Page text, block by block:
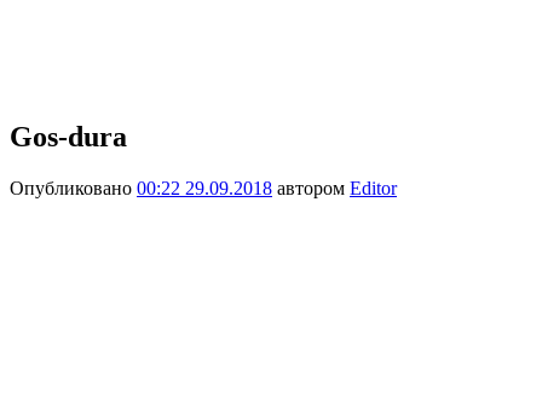
Gos-dura
Опубликовано 00:22 29.09.2018 автором Editor